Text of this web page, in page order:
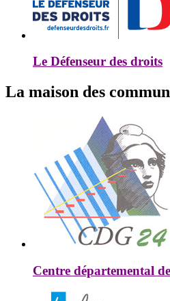
Le Défenseur des droits
La maison des
Centre départemental